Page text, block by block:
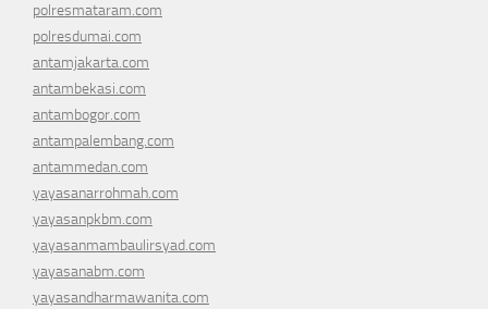
polresmataram.com
polresdumai.com
antamjakarta.com
antambekasi.com
antambogor.com
antampalembang.com
antammedan.com
yayasanarrohmah.com
yayasanpkbm.com
yayasanmambaulirsyad.com
yayasanabm.com
yayasandharmawanita.com